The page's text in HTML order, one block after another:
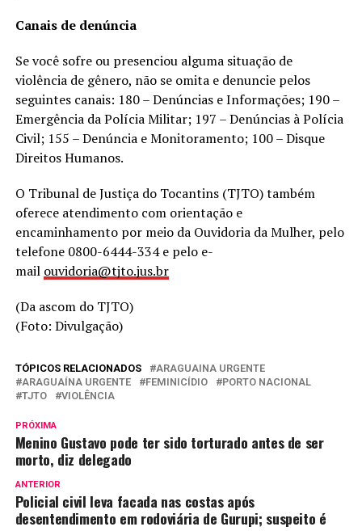
Canais de denúncia
Se você sofre ou presenciou alguma situação de
violência de gênero, não se omita e denuncie pelos
seguintes canais: 180 – Denúncias e Informações; 190 –
Emergência da Polícia Militar; 197 – Denúncias à Polícia
Civil; 155 – Denúncia e Monitoramento; 100 – Disque
Direitos Humanos.
O Tribunal de Justiça do Tocantins (TJTO) também
oferece atendimento com orientação e
encaminhamento por meio da Ouvidoria da Mulher, pelo
telefone 0800-6444-334 e pelo e-
mail ouvidoria@tjto.jus.br
(Da ascom do TJTO)
(Foto: Divulgação)
TÓPICOS RELACIONADOS
ARAGUAINA URGENTE
ARAGUAÍNA URGENTE
FEMINICÍDIO
PORTO NACIONAL
TJTO
VIOLÊNCIA
PRÓXIMA
Menino Gustavo pode ter sido torturado antes de ser
morto, diz delegado
ANTERIOR
Policial civil leva facada nas costas após
desentendimento em rodoviária de Gurupi; suspeito é